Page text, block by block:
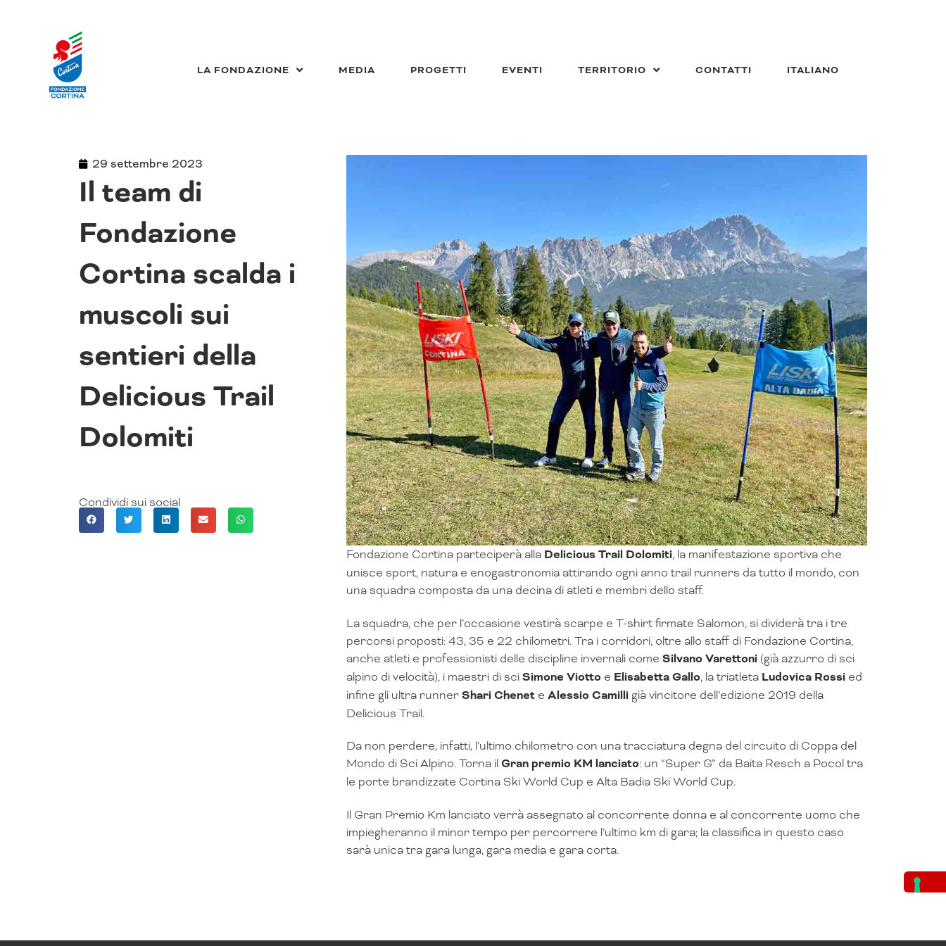
contenuto
LA FONDAZIONE MEDIA PROGETTI EVENTI TERRITORIO CONTATTI ITALIANO
29 settembre 2023
Il team di
Fondazione
Cortina scalda i
muscoli sui
sentieri della
Delicious Trail
Dolomiti
Condividi sui social
Fondazione Cortina parteciperà alla Delicious Trail Dolomiti, la manifestazione sportiva che
unisce sport, natura e enogastronomia attirando ogni anno trail runners da tutto il mondo, con
una squadra composta da una decina di atleti e membri dello staff.
La squadra, che per l’occasione vestirà scarpe e T-shirt firmate Salomon, si dividerà tra i tre
percorsi proposti: 43, 35 e 22 chilometri. Tra i corridori, oltre allo staff di Fondazione Cortina,
anche atleti e professionisti delle discipline invernali come Silvano Varettoni(già azzurro di sci
alpino di velocità), i maestri di sciSimone Viottoe Elisabetta Gallo, la triatleta Ludovica Rossied
infine gli ultra runnerShari Chenete Alessio Camilligià vincitore dell’edizione 2019 della
Delicious Trail.
Da non perdere, infatti, l’ultimo chilometro con una tracciatura degna del circuito di Coppa del
Mondo di Sci Alpino. Torna ilGran premio KM lanciato: un “Super G” da Baita Resch a Pocol tra
le porte brandizzate Cortina Ski World Cup e Alta Badia Ski World Cup.
Il Gran Premio Km lanciato verrà assegnato al concorrente donna e al concorrente uomo che
impiegheranno il minor tempo per percorrere l’ultimo km di gara; la classifica in questo caso
sarà unica tra gara lunga, gara media e gara corta.